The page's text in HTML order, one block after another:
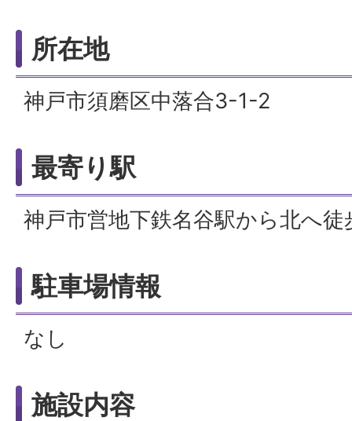
所在地
神戸市須磨区中落合3-1-2
最寄り駅
神戸市営地下鉄名谷駅から北へ徒
駐車場情報
なし
施設内容